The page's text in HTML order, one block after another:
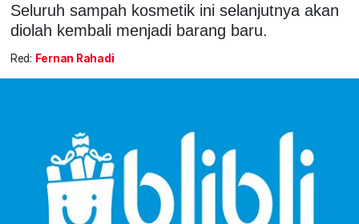
Seluruh sampah kosmetik ini selanjutnya akan
diolah kembali menjadi barang baru.
Red: Fernan Rahadi